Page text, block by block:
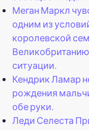
Меган Маркл
одним из
королевской
ситуации.
Кендрик Ламар
рождения
обе руки.
Леди Селеста